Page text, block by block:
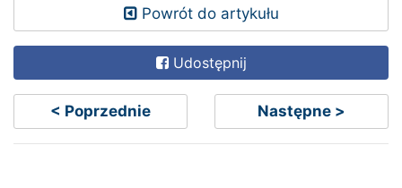
Powrót do artykułu
Udostępnij
< Poprzednie Następne >